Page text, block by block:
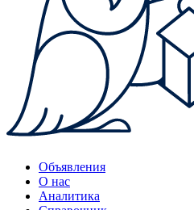
Объявления
О нас
Аналитика